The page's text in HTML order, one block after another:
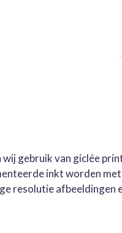
gebruik van giclée
inkt worden
resolutie afbeeldingen